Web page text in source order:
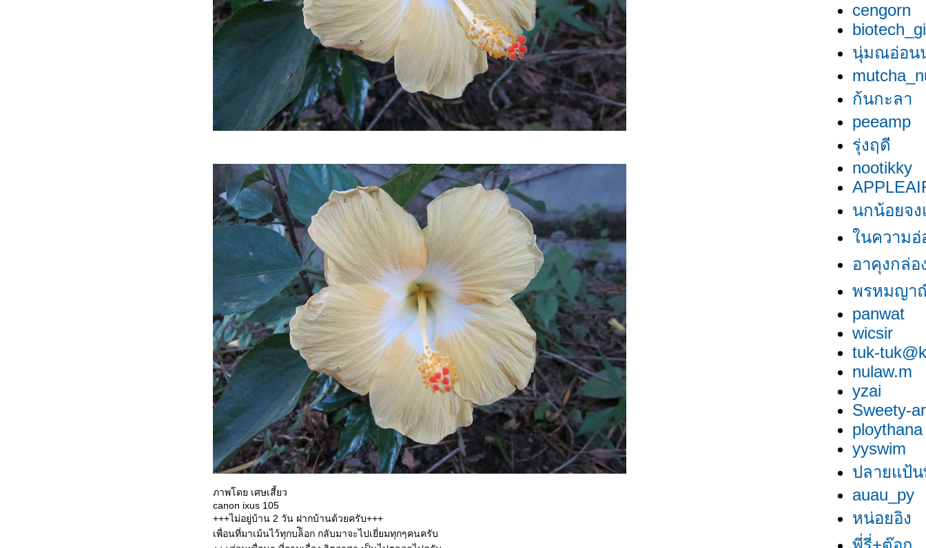
ภาพโดย เศษเสี้ยว
canon ixus 105
+++ไม่อยู่บ้าน 2 วัน ฝากบ้านด้วยครับ+++
เพื่อนที่มาเม้นไว้ทุกบล็ิอก กลับมาจะไปเยี่ยมทุกๆคนครับ
cengorn
นุ่มณอ่อน
ก้นกะลา
peeamp
รุ่งฤดี
nootikky
นกน้อยจง
นความอ่
อาคุงกล่อ
พรหมญา
panwat
wicsir
tuk-
nulaw.m
yzai
Sweety-
ploythana
yyswim
ปลายแป้
auau_py
หน่อยอิง